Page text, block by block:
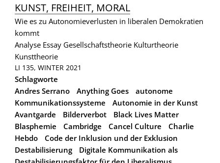
KUNST, FREIHEIT, MORAL
Wie es zu Autonomieverlusten in liberalen Demokratien
kommt
Analyse Essay Gesellschaftstheorie Kulturtheorie
Kunsttheorie
LI 135, WINTER 2021
Schlagworte
Andres Serrano
Anything Goes
autonome
Kommunikationssysteme
Autonomie in der Kunst
Avantgarde
Bilderverbot
Black Lives Matter
Blasphemie
Cambridge Cancel Culture
Charlie
Hebdo
Code der Inklusion und der Exklusion
Destabilisierung
Digitale Kommunikation als